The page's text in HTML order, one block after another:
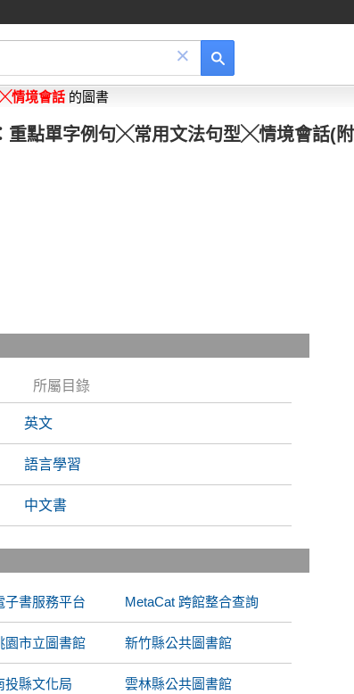
×
情境會話 的圖書
重點單字例句╳常用文法句型╳情境會話(
所屬目錄
英文
語言學習
中文書
子書服務平台 MetaCat 跨館整合查詢
園市立圖書館 新竹縣公共圖書館
投縣文化局 雲林縣公共圖書館